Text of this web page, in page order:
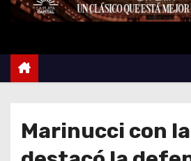
e
Marinucci con la